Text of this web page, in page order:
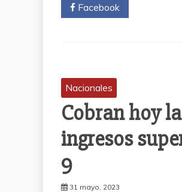
Facebook
Nacionales
Cobran hoy
ingresos
9
31 mayo, 2023